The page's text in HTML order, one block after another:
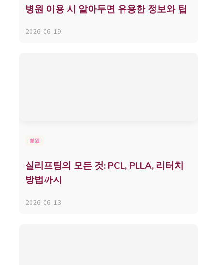
병원 이용 시 알아두면 유용한 정보와 팁
2026-06-19
병원
실리프팅의 모든 것: PCL, PLLA, 리터치
방법까지
2026-06-13